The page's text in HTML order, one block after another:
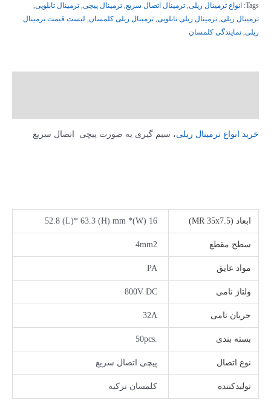
Tags: انواع ترمینال ریلی ترمینال اتصال سریع ترمینال پیچی ترمینال تابلویی
ترمینال ریلی ترمینال ریلی تابلویی ترمینال ریلی کلمسان لیست قیمت ترمینال
ریلی نمایندگی کلمسان
خرید انواع ترمینال ریلی، سیم­ گیری به صورت پیچی اتصال سریع
ابعاد (MR 35x7.5) 16 (W)* 52.8 (L)* 63.3 (H) mm
سطح مقطع 4mm2
مواد عایق PA
ولتاژ نامی 800V DC
جریان نامی 32A
بسته بندی .50pcs
نوع اتصال پیچی اتصال سریع
تولیدکننده کلمسان ترکیه